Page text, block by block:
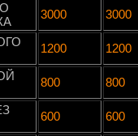
3000
3000
1200
1200
800
800
600
600